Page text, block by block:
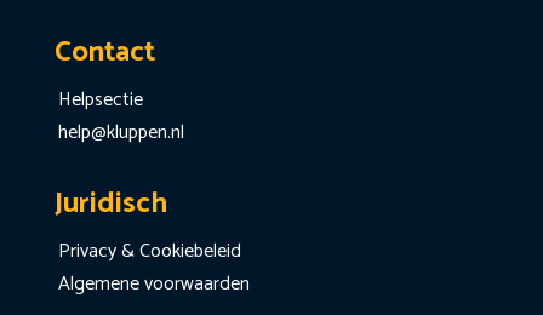
Contact
Helpsectie
help@kluppen.nl
Juridisch
Privacy & Cookiebeleid
Algemene voorwaarden